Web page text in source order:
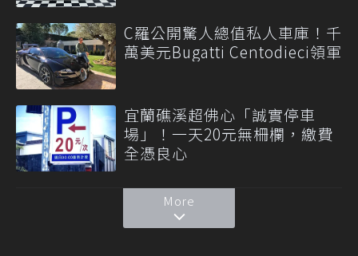
C羅公開驚人總值私人車庫！千
萬美元Bugatti Centodieci領軍
宜蘭礁溪超佛心「誠實停車
場」！一天20元無柵欄，繳費
全憑良心
More